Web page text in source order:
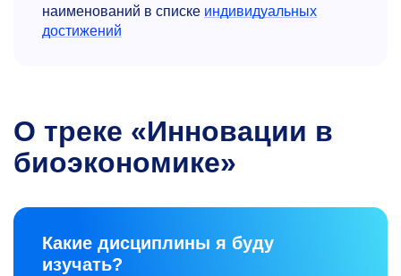
наименований в списке индивидуальных
достижений
О треке «Инновации в
биоэкономике»
Какие дисциплины я буду
изучать?